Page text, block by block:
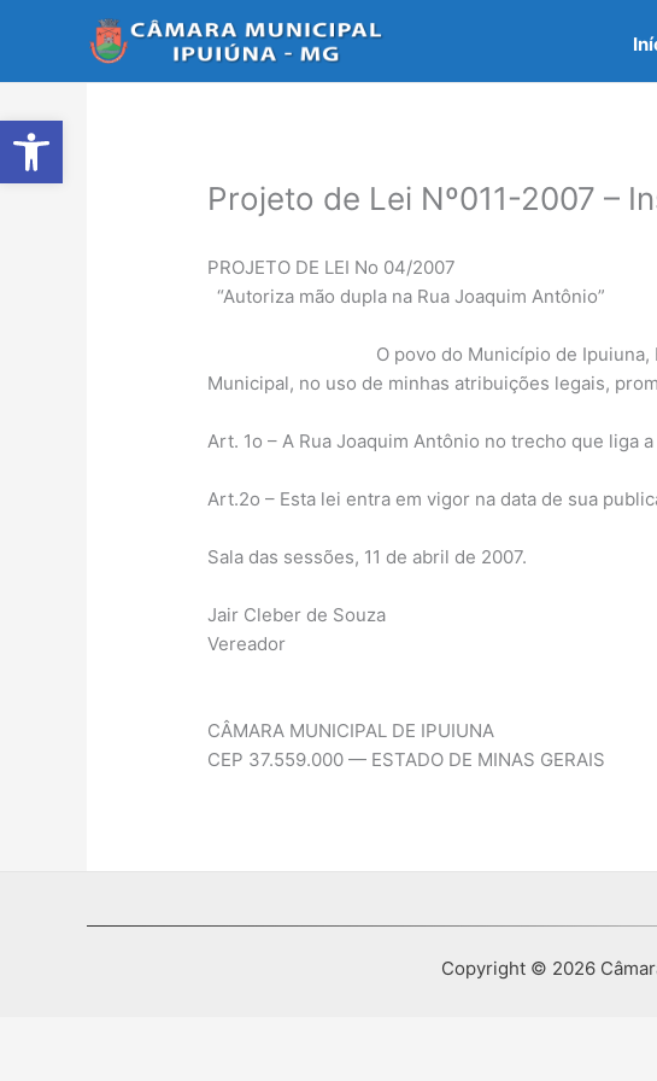
Abrir a barra de ferramentas
Projeto de Lei Nº011-2007 –
PROJETO DE LEI No 04/2007
“Autoriza mão dupla na Rua Joaquim Antônio”
O povo do Município de Ipuiuna, Estado
Municipal, no uso de minhas atribuições legais,
Art. 1o – A Rua Joaquim Antônio no trecho que liga
Art.2o – Esta lei entra em vigor na data
Sala das sessões, 11 de abril de 2007.
Jair Cleber de Souza
Vereador
CÂMARA MUNICIPAL DE IPUIUNA
CEP 37.559.000 — ESTADO DE MINAS GERAIS
Copyright © 2026